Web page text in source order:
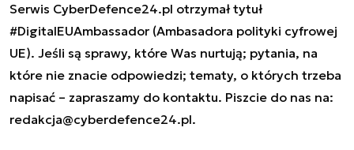
Serwis CyberDefence24.pl otrzymał tytuł
#DigitalEUAmbassador (Ambasadora polityki cyfrowej
UE). Jeśli są sprawy, które Was nurtują; pytania, na
które nie znacie odpowiedzi; tematy, o których trzeba
napisać – zapraszamy do kontaktu. Piszcie do nas na:
redakcja@cyberdefence24.pl.